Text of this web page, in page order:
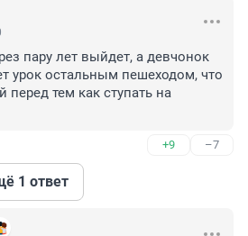
пару лет выйдет, а девчонок
урок остальным пешеходом, что
перед тем как ступать на
+9 –7
1 ответ